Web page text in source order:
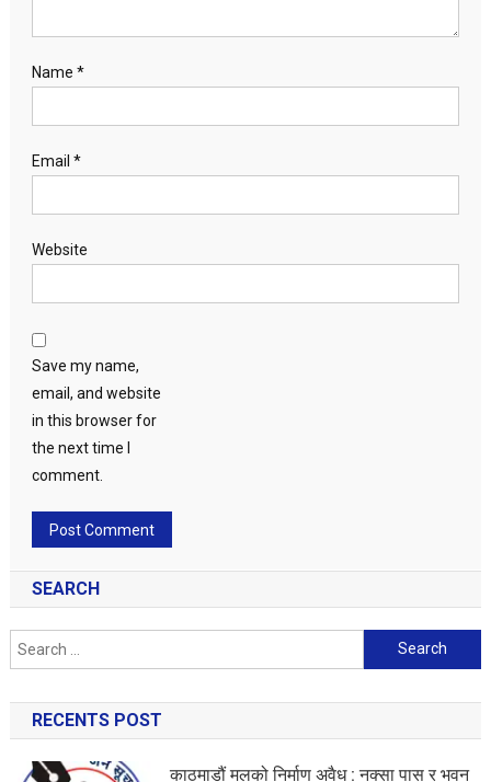
Name *
Email *
Website
Save my name,
email, and website
in this browser for
the next time I
comment.
SEARCH
Search
for:
RECENTS POST
काठमाडौं मलको निर्माण अवैध : नक्सा पास र भवन